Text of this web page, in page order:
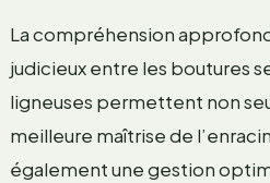
La compréhension
judicieux entre les boutures
ligneuses permettent non
meilleure maîtrise de
également une gestion